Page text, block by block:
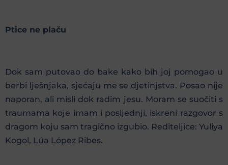
Ptice ne plaču
Dok sam putovao do bake kako bih joj pomogao u
berbi lješnjaka, sjećaju me se djetinjstva. Posao nije
naporan, ali misli dok radim jesu. Moram se suočiti s
traumama koje imam i posljednji, iskreni razgovor s
dragom koju sam tragično izgubio. Rediteljice: Yuliya
Kogol, Lúa López Ribes.